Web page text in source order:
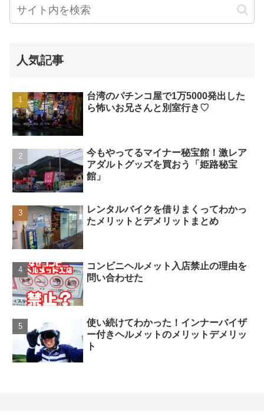
人気記事
台湾のパチンコ屋で1万5000発出した
ら怖いお兄さんと別室行き♡
今もやってるマイナー秘宝館！激レア
アダルトグッズを買おう「姫路秘宝
館」
レンタルバイクを借りまくってわかっ
たメリットとデメリットまとめ
コンビニヘルメット入店禁止の理由を
問い合わせた
使い続けてわかった！インナーバイザ
ー付きヘルメットのメリットデメリッ
ト